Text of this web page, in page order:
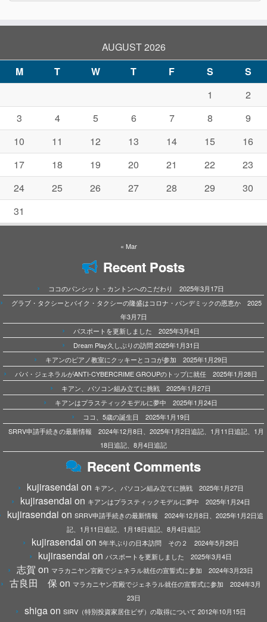
AUGUST 2026
M
T W T F S
S
1
2
3
4 5 6 7 8
9
10
11 12 13 14 15
16
17
18 19 20 21 22
23
24
25 26 27 28 29
30
31
« Mar
Recent Posts
ココのパンシット・カントンへのこだわり 2025年3月17日
グラブ・タクシーとバイク・タクシーの隆盛はコロナ・パンデミックの恩恵か 2025
年3月7日
パスポートを更新しました 2025年3月4日
Dream Play久しぶりの訪問 2025年1月31日
キアンのピアノ教室にクッキーとココが参加 2025年1月29日
パパ・ジェネラルがANTI-CYBERCRIME GROUPのトップに就任 2025年1月28日
キアン、パソコン組み立てに挑戦 2025年1月27日
キアンはプラスティックモデルに夢中 2025年1月24日
ココ、5歳の誕生日 2025年1月19日
SRRV申請手続きの最新情報 2024年12月8日、2025年1月2日追記、1月11日追記、1月
18日追記、8月4日追記
Recent Comments
kujirasendai on キアン、パソコン組み立てに挑戦 2025年1月27日
kujirasendai on キアンはプラスティックモデルに夢中 2025年1月24日
kujirasendai on SRRV申請手続きの最新情報 2024年12月8日、2025年1月2日追
記、1月11日追記、1月18日追記、8月4日追記
kujirasendai on 5年半ぶりの日本訪問 その２ 2024年5月29日
kujirasendai on パスポートを更新しました 2025年3月4日
志賀 on マラカニヤン宮殿でジェネラル就任の宣誓式に参加 2024年3月23日
古良田 保 on マラカニヤン宮殿でジェネラル就任の宣誓式に参加 2024年3月
23日
shigaon SIRV（特別投資家居住ビザ）の取得について 2012年10月15日